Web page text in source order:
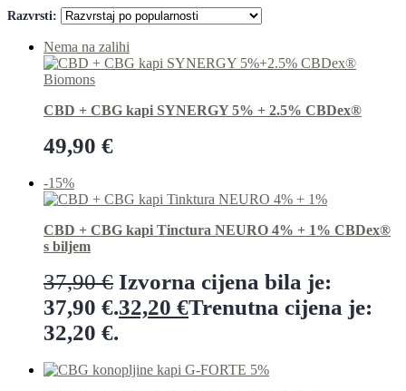
Razvrsti:
Nema na zalihi
CBD + CBG kapi SYNERGY 5% + 2.5% CBDex®
49,90 €
-15%
CBD + CBG kapi Tinctura NEURO 4% + 1% CBDex®
s biljem
37,90€ Izvorna cijena bila je:
37,90 €.32,20 €Trenutna cijena je:
32,20 €.